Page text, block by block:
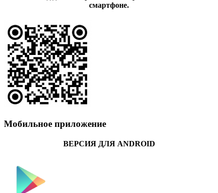
смартфоне.
Мобильное приложение
ВЕРСИЯ ДЛЯ ANDROID